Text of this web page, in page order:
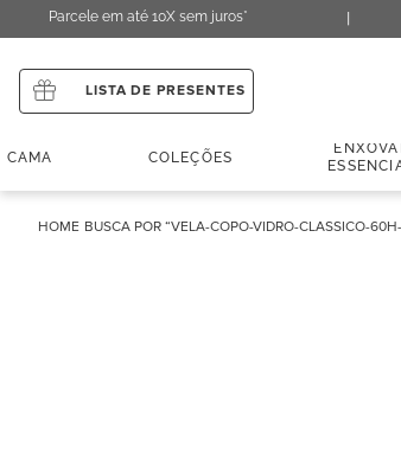
Parcele em até 10X sem juros*
LISTA DE PRESENTES
CAMA COLEÇÕES
VELA-COPO-VIDRO-CLASSICO-